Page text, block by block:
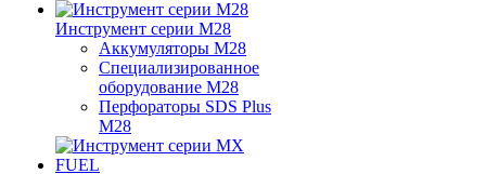
Инструмент серии M28
Аккумуляторы M28
Специализированное
оборудование M28
Перфораторы SDS Plus
M28